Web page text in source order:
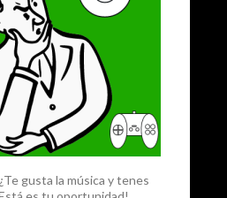
gusta la música y tenes